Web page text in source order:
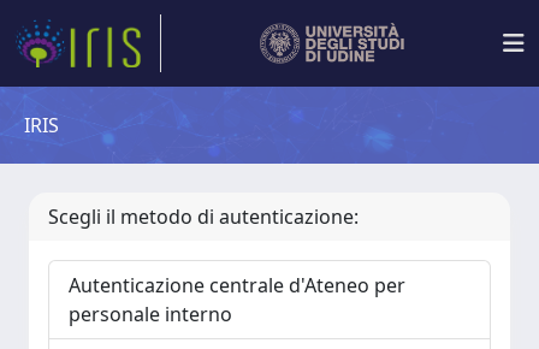
IRIS
Scegli il metodo di autenticazione:
Autenticazione centrale d'Ateneo per
personale interno